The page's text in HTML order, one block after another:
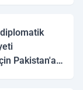
Pakistan'a